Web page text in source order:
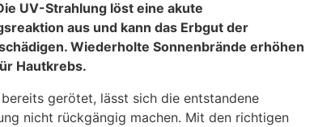
UV-Strahlung löst eine akute
aus und kann das Erbgut der
Wiederholte Sonnenbrände erhöhen
Hautkrebs.
gerötet, lässt sich die entstandene
nicht rückgängig machen. Mit den richtigen